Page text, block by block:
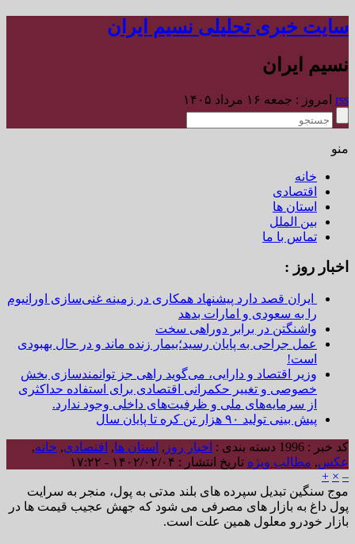
سایت خبری تحلیلی نسیم ایران
نسیم ایران
rss امروز : جمعه ۱۶ مرداد ۱۴۰۵
منو
خانه
اقتصادی
استان ها
بین الملل
تماس با ما
اخبار روز :
ایران قصد دارد پیشنهاد همکاری در زمینه غنی‌سازی اورانیوم
را به سعودی و امارات بدهد
واشنگتن در برابر دوراهی سخت
عمل جراحی به پایان رسید؛بیمار زنده ماند و در حال بهبودی
است!
وزیر اقتصاد و دارایی، می‌گوید راهی جز توانمندسازی بخش
خصوصی و تغییر حکمرانی اقتصادی برای استفاده حداکثری
از سرمایه‌های ملی و ظرفیت‌های داخلی وجود ندارد.
پیش بینی تولید ۹۰ هزار تن کره تا پایان سال
کد خبر : 1996 دسته بندی : اخبار روز , استان ها, اقتصادی, خانه,
عکس, مطالب ویژه تاریخ انتشار : ۱۴۰۲/۰۲/۰۴ - ۱۷:۲۲
–
×
+
موج سنگین تبدیل سپرده های بلند مدتی به پول، منجر به سرایت
پول داغ به بازار های مصرفی می شود که جهش عجیب قیمت ها در
بازار خودرو معلول همین علت است.